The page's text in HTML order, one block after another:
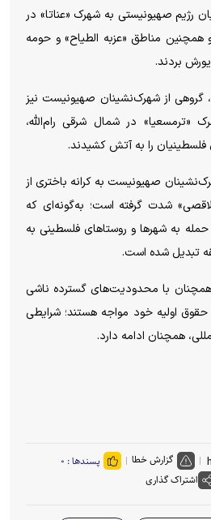
رژیم صهیونیستی به شهرک «عناتا» در
مناطق «عزبه الطیاح» و حومه
بردند.
گروهی از شهرک‌نشینان صهیونیست نیز
در شمال شرقی رام‌الله،
را به آتش کشیدند.
صهیونیست به کرانه باختری از
شدت گرفته است؛ به‌گونه‌ای که
به شهر‌ها و روستا‌های فلسطینی به
تبدیل شده است.
با محدودیت‌های گسترده ناشی
اولیه خود مواجه هستند؛ شرایطی
همچنان ادامه دارد.
گزارش خطا پسندها : ۰
اشتراک گذاری